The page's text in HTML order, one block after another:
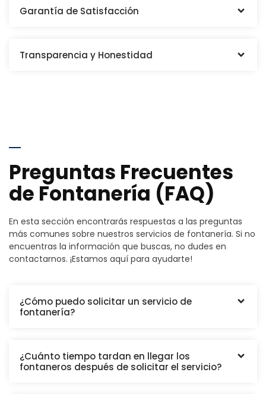
Garantía de Satisfacción
Transparencia y Honestidad
Preguntas Frecuentes
de Fontanería (FAQ)
En esta sección encontrarás respuestas a las preguntas
más comunes sobre nuestros servicios de fontanería. Si no
encuentras la información que buscas, no dudes en
contactarnos. ¡Estamos aquí para ayudarte!
¿Cómo puedo solicitar un servicio de
fontanería?
¿Cuánto tiempo tardan en llegar los
fontaneros después de solicitar el servicio?